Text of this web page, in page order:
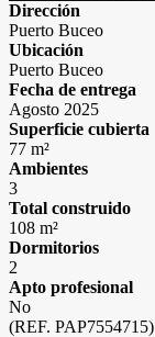
Dirección
Puerto Buceo
Ubicación
Puerto Buceo
Fecha de entrega
Agosto 2025
Superficie cubierta
77 m²
Ambientes
3
Total construido
108 m²
Dormitorios
2
Apto profesional
No
(REF. PAP7554715)